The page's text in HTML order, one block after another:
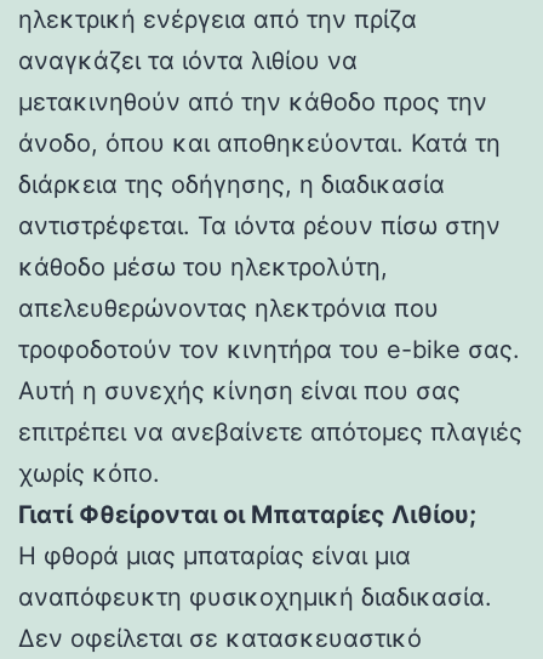
ηλεκτρική ενέργεια από την πρίζα
αναγκάζει τα ιόντα λιθίου να
μετακινηθούν από την κάθοδο προς την
άνοδο, όπου και αποθηκεύονται. Κατά τη
διάρκεια της οδήγησης, η διαδικασία
αντιστρέφεται. Τα ιόντα ρέουν πίσω στην
κάθοδο μέσω του ηλεκτρολύτη,
απελευθερώνοντας ηλεκτρόνια που
τροφοδοτούν τον κινητήρα του e-bike σας.
Αυτή η συνεχής κίνηση είναι που σας
επιτρέπει να ανεβαίνετε απότομες πλαγιές
χωρίς κόπο.
Γιατί Φθείρονται οι Μπαταρίες Λιθίου;
Η φθορά μιας μπαταρίας είναι μια
αναπόφευκτη φυσικοχημική διαδικασία.
Δεν οφείλεται σε κατασκευαστικό